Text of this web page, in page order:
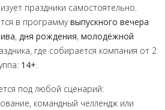
праздники самостоятельно.
в программувыпускного вечера
, дня рождения, молодёжной
где собирается компания от 2
14+.
под любой сценарий:
командный челлендж или